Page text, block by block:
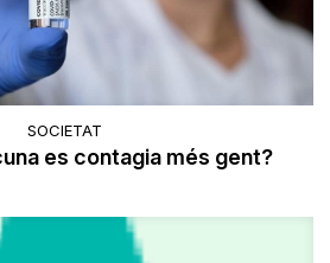
SOCIETAT
es contagia més gent?